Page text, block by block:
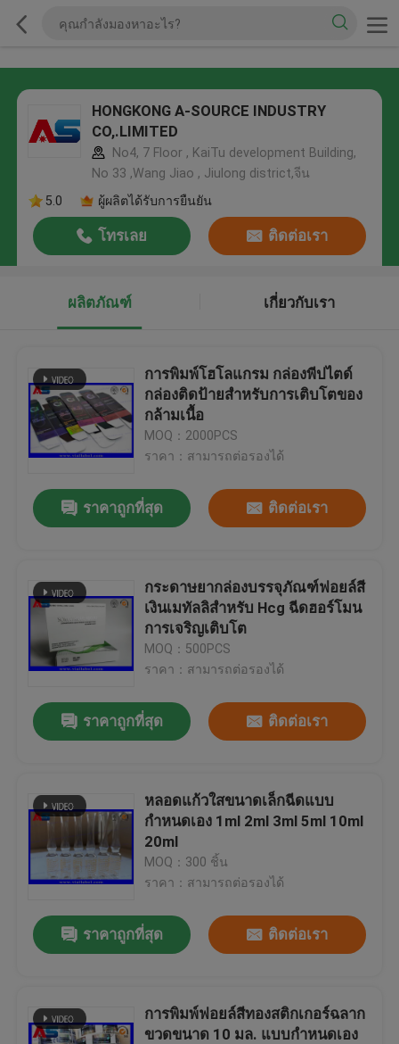
HONGKONG A-SOURCE INDUSTRY
CO,.LIMITED
No4, 7 Floor , KaiTu development Building,
No 33 ,Wang Jiao , Jiulong district,จีน
5.0
ผู้ผลิตได้รับการยืนยัน
โทรเลย ติดต่อเรา
ผลิตภัณฑ์ เกี่ยวกับเรา
การพิมพ์โฮโลแกรม กล่องพีปไตด์
กล่องติดป้ายสําหรับการเติบโตของ
กล้ามเนื้อ
MOQ：2000PCS
ราคา：สามารถต่อรองได้
ราคาถูกที่สุด ติดต่อเรา
กระดาษยากล่องบรรจุภัณฑ์ฟอยล์สี
เงินเมทัลลิสำหรับ Hcg ฉีดฮอร์โมน
การเจริญเติบโต
MOQ：500PCS
ราคา：สามารถต่อรองได้
ราคาถูกที่สุด ติดต่อเรา
หลอดแก้วใสขนาดเล็กฉีดแบบ
กำหนดเอง 1ml 2ml 3ml 5ml 10ml
20ml
MOQ：300 ชิ้น
ราคา：สามารถต่อรองได้
ราคาถูกที่สุด ติดต่อเรา
การพิมพ์ฟอยล์สีทองสติกเกอร์ฉลาก
ขวดขนาด 10 มล. แบบกำหนดเอง